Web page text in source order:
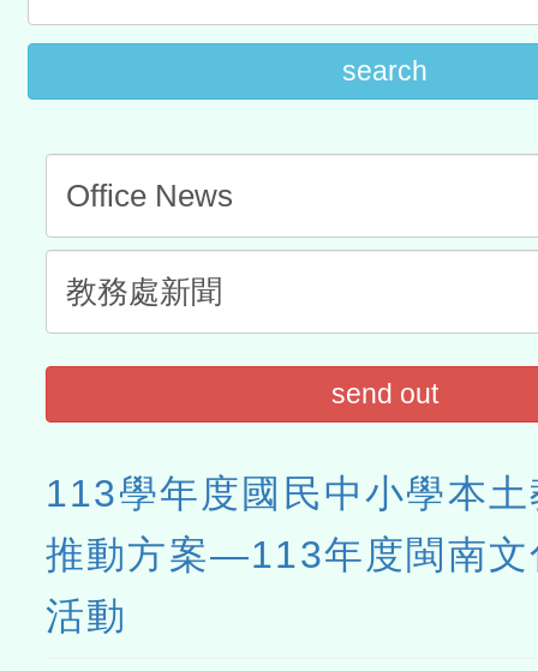
search
send out
113學年度國民中小學本
推動方案―113年度閩南文
活動